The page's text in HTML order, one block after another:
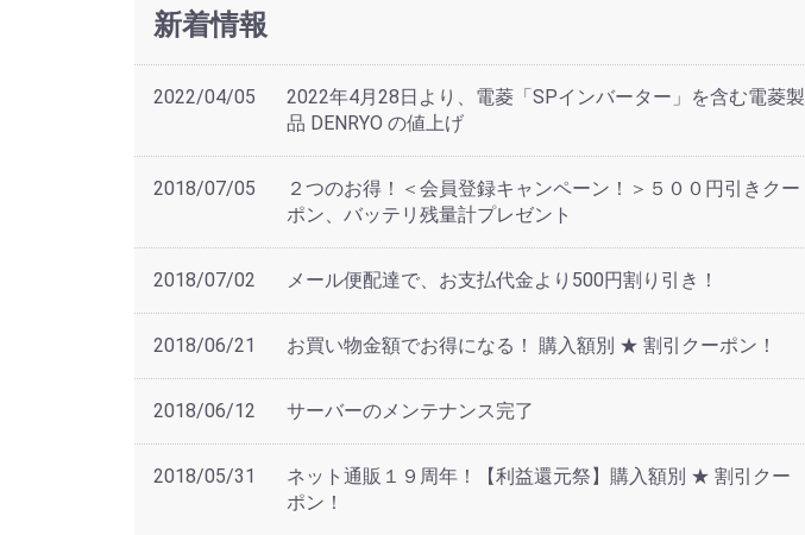
新着情報
2022/04/05
2022年4月28日より、電菱「SPインバーター」を含む電菱製
品 DENRYO の値上げ
2018/07/05
２つのお得！＜会員登録キャンペーン！＞５００円引きクー
ポン、バッテリ残量計プレゼント
2018/07/02 メール便配達で、お支払代金より500円割り引き！
2018/06/21 お買い物金額でお得になる！ 購入額別 ★ 割引クーポン！
2018/06/12 サーバーのメンテナンス完了
2018/05/31
ネット通販１９周年！【利益還元祭】購入額別 ★ 割引クー
ポン！